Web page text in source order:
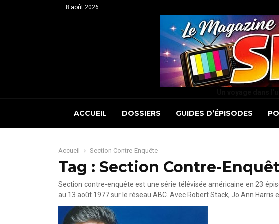
8 août 2026
ACCUEIL DOSSIERS GUIDES D’ÉPISODES
Accueil Section Contre-Enquête
Tag : Section Contre-
Section contre-enquête est une série télévisée américaine en 23
au 13 août 1977 sur le réseau ABC. Avec Robert Stack, Jo Ann Harris